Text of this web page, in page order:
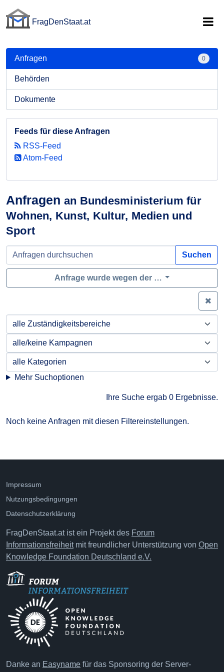
FragDenStaat.at
Anfragen an Bundesministerium für
Wohnen, Kunst, Kultur, Medien und
Sport
Suchen
Anfrage wurde wegen der …
Mehr Suchoptionen
Ihre Suche ergab 0 Ergebnisse.
Noch keine Anfragen mit diesen Filtereinstellungen.
Anfragen 0
Behörden
Dokumente
Feeds für diese Anfragen
RSS-Feed
Atom-Feed
Impressum
Nutzungsbedingungen
Datenschutzerklärung
FragDenStaat.at ist ein Projekt des Forum
Informationsfreiheitmit freundlicher Unterstützung von Open
Knowledge Foundation Deutschland e.V.
Danke an Easyname für das Sponsoring der Server-